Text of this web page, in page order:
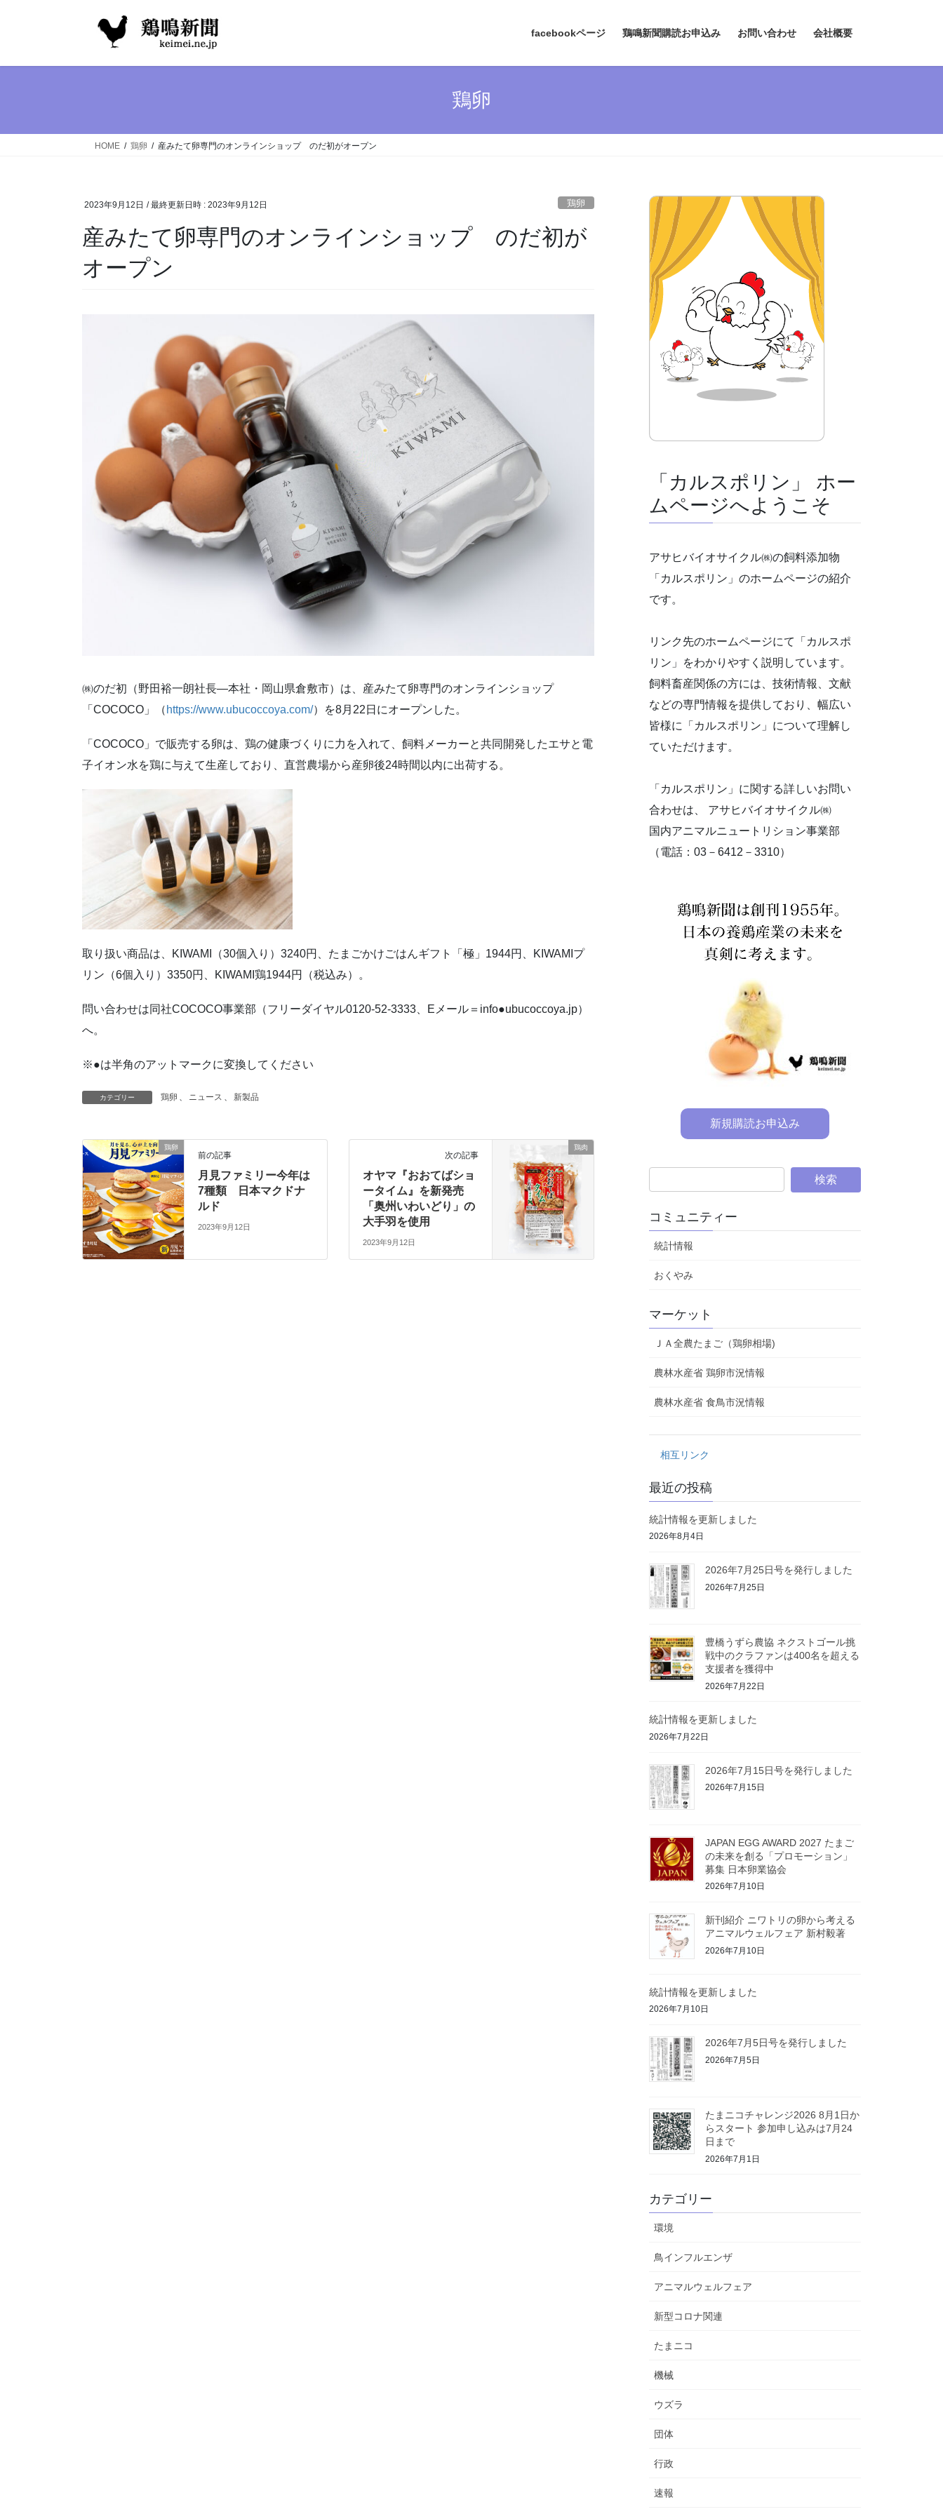
facebookページ 鶏鳴新聞購読お申込み お問い合わせ 会社概要
鶏卵
HOME 鶏卵 産みたて卵専門のオンラインショップ のだ初がオープン
2023年9月12日 / 最終更新日時 : 2023年9月12日 鶏卵
産みたて卵専門のオンラインショップ のだ初が
オープン
㈱のだ初（野田裕一朗社長―本社・岡山県倉敷市）は、産みたて卵専門のオンラインショップ
「COCOCO」（ https://www.ubucoccoya.com/）を8月22日にオープンした。
「COCOCO」で販売する卵は、鶏の健康づくりに力を入れて、飼料メーカーと共同開発したエサと電
子イオン水を鶏に与えて生産しており、直営農場から産卵後24時間以内に出荷する。
取り扱い商品は、KIWAMI（30個入り）3240円、たまごかけごはんギフト「極」1944円、KIWAMIプ
リン（6個入り）3350円、KIWAMI鶏1944円（税込み）。
問い合わせは同社COCOCO事業部（フリーダイヤル0120-52-3333、Eメール＝info●ubucoccoya.jp）
へ。
※●は半角のアットマークに変換してください
カテゴリー 鶏卵 、 ニュース 、 新製品
鶏卵
前の記事
月見ファミリー今年は
7種類 日本マクドナ
ルド
2023年9月12日
鶏肉
次の記事
オヤマ『おおてばショ
ータイム』を新発売
「奥州いわいどり」の
大手羽を使用
2023年9月12日
「カルスポリン」 ホー
ムページへようこそ
アサヒバイオサイクル㈱の飼料添加物
「カルスポリン」のホームページの紹介
です。
リンク先のホームページにて「カルスポ
リン」をわかりやすく説明しています。
飼料畜産関係の方には、技術情報、文献
などの専門情報を提供しており、幅広い
皆様に「カルスポリン」について理解し
ていただけます。
「カルスポリン」に関する詳しいお問い
合わせは、 アサヒバイオサイクル㈱
国内アニマルニュートリション事業部
（電話：03－6412－3310）
新規購読お申込み
コミュニティー
統計情報
おくやみ
マーケット
ＪＡ全農たまご（鶏卵相場)
農林水産省 鶏卵市況情報
農林水産省 食鳥市況情報
相互リンク
最近の投稿
統計情報を更新しました
2026年8月4日
2026年7月25日号を発行しました
2026年7月25日
豊橋うずら農協 ネクストゴール挑
戦中のクラファンは400名を超える
支援者を獲得中
2026年7月22日
統計情報を更新しました
2026年7月22日
2026年7月15日号を発行しました
2026年7月15日
JAPAN EGG AWARD 2027 たまご
の未来を創る「プロモーション」
募集 日本卵業協会
2026年7月10日
新刊紹介 ニワトリの卵から考える
アニマルウェルフェア 新村毅著
2026年7月10日
統計情報を更新しました
2026年7月10日
2026年7月5日号を発行しました
2026年7月5日
たまニコチャレンジ2026 8月1日か
らスタート 参加申し込みは7月24
日まで
2026年7月1日
カテゴリー
環境
鳥インフルエンザ
アニマルウェルフェア
新型コロナ関連
たまニコ
機械
ウズラ
団体
行政
速報